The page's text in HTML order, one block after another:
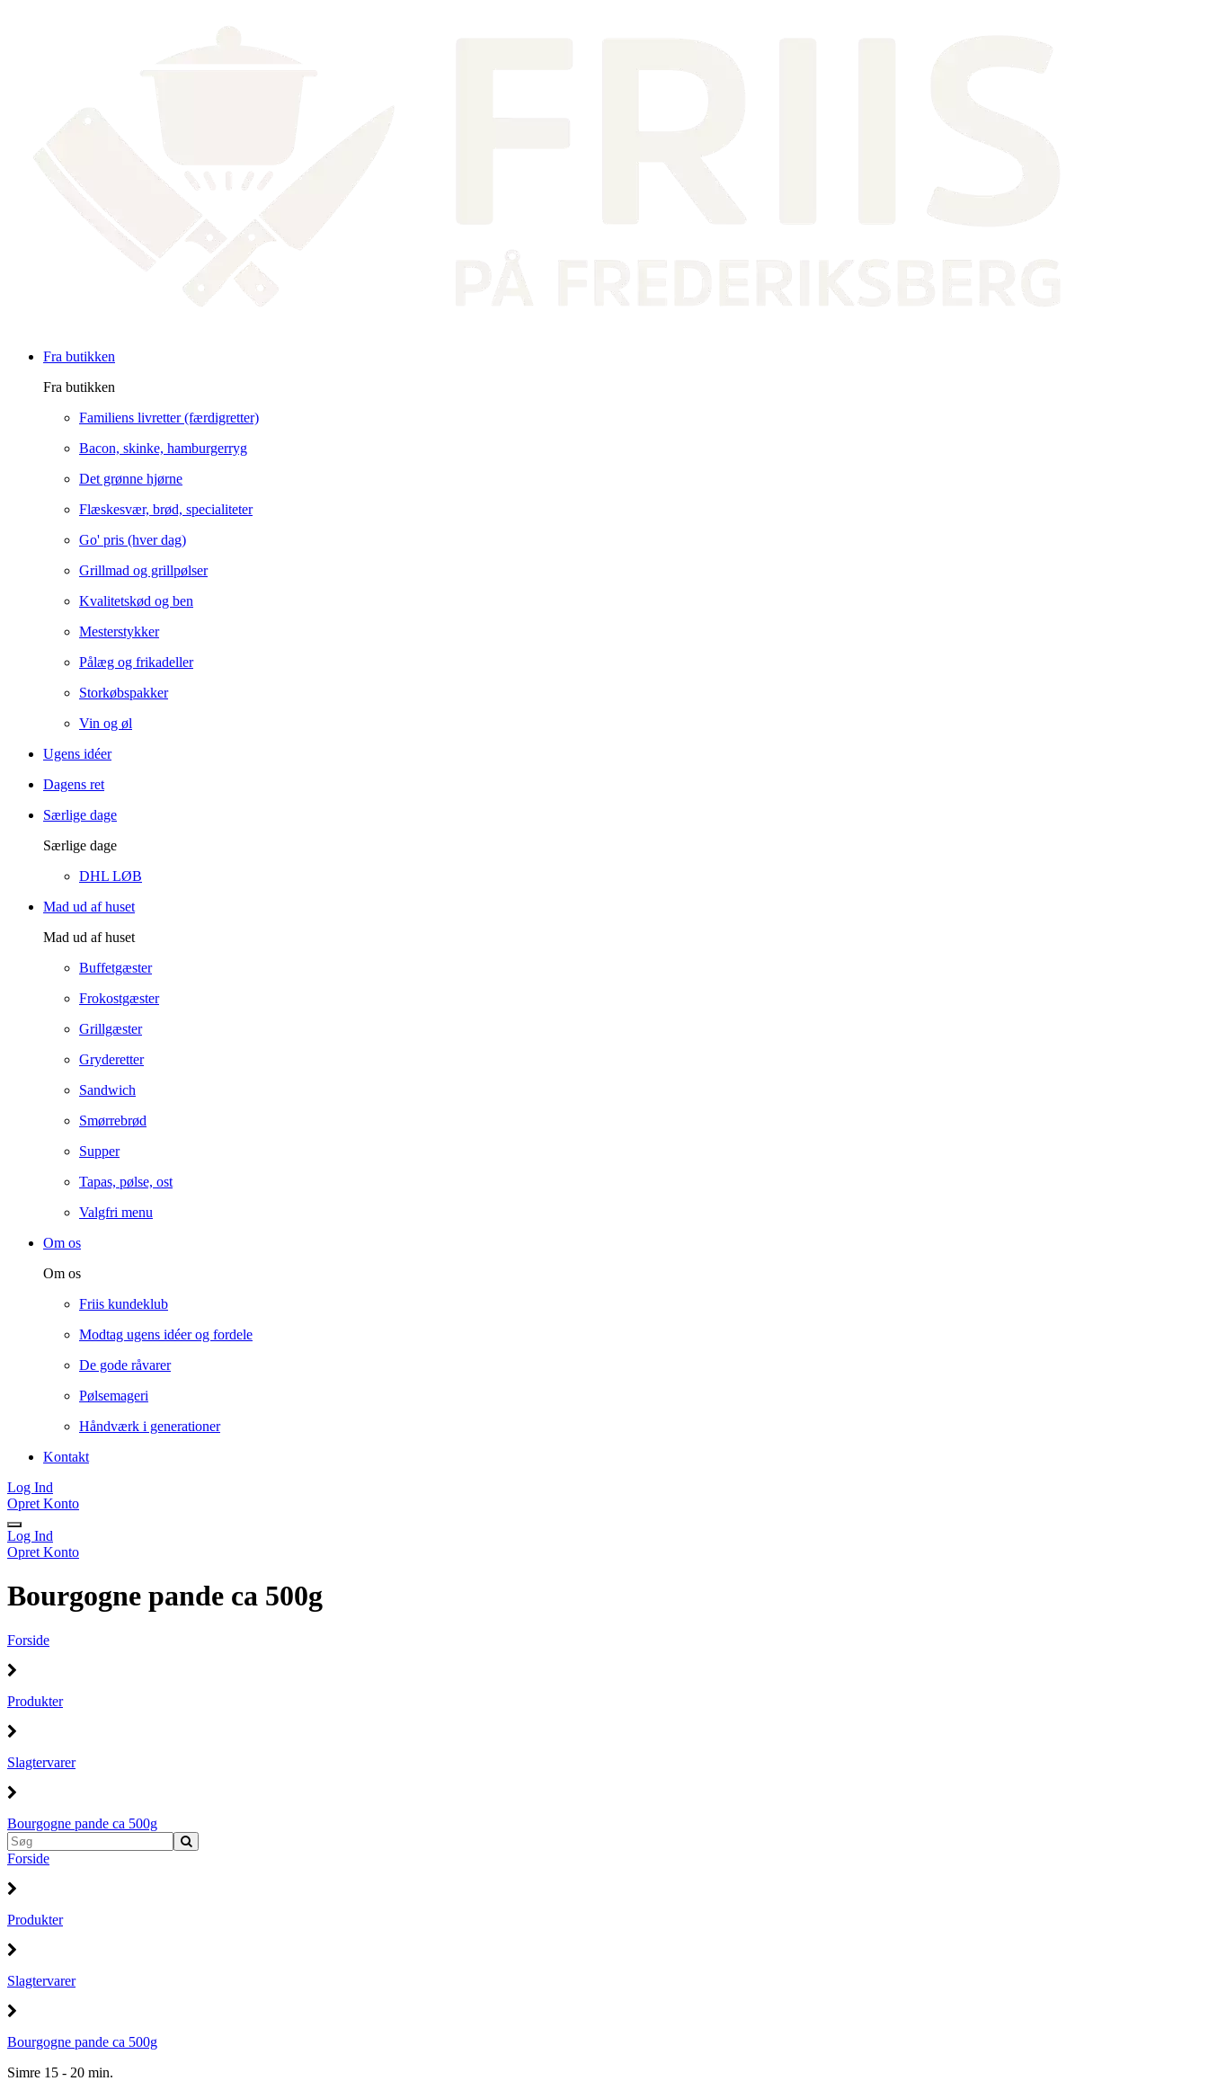
Fra butikken
Fra butikken
Familiens livretter (færdigretter)
Bacon, skinke, hamburgerryg
Det grønne hjørne
Flæskesvær, brød, specialiteter
Go' pris (hver dag)
Grillmad og grillpølser
Kvalitetskød og ben
Mesterstykker
Pålæg og frikadeller
Storkøbspakker
Vin og øl
Ugens idéer
Dagens ret
Særlige dage
Særlige dage
DHL LØB
Mad ud af huset
Mad ud af huset
Buffetgæster
Frokostgæster
Grillgæster
Gryderetter
Sandwich
Smørrebrød
Supper
Tapas, pølse, ost
Valgfri menu
Om os
Om os
Friis kundeklub
Modtag ugens idéer og fordele
De gode råvarer
Pølsemageri
Håndværk i generationer
Kontakt
Log Ind
Opret Konto
Log Ind
Opret Konto
Bourgogne pande ca 500g
Forside
Produkter
Slagtervarer
Bourgogne pande ca 500g
Forside
Produkter
Slagtervarer
Bourgogne pande ca 500g
Simre 15 - 20 min.